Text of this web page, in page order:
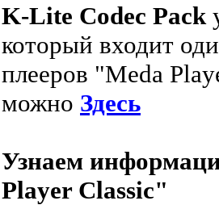
K-Lite Codec Pack
который входит
плееров "Meda
можно Здесь
Узнаем
Player Classic"